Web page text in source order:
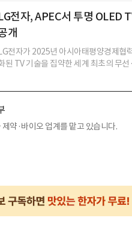
전자, APEC서 투명 OLED
개
전자가 2025년 아시아태평양경제협
된 TV 기술을 집약한 세계 최초의 무선
약·바이오 업계를 맡고 있습니다.